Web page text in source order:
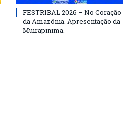
FESTRIBAL 2026 – No Coração
da Amazônia. Apresentação da
Muirapinima.